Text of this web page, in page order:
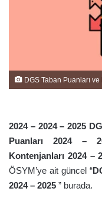
DGS Taban Puanları
2024 – 2024 – 2025
Puanları 2024 –
Kontenjanları 2024 –
ÖSYM’ye ait güncel “
2024 – 2025 ” burada.